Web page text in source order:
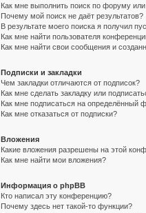
Как мне выполнить поиск по форуму
Почему мой поиск не даёт результатов?
В результате моего поиска я получил
Как мне найти пользователя
Как мне найти свои сообщения и
Подписки и закладки
Чем закладки отличаются от подписок?
Как мне сделать закладку или
Как мне подписаться на определённый
Как мне отказаться от подписки?
Вложения
Какие вложения разрешены на этой
Как мне найти мои вложения?
Информация о phpBB
Кто написал эту конференцию?
Почему здесь нет такой-то функции?